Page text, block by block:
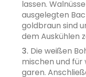
lassen.
ausgelegten
goldbraun sind
dem Auskühlen
3. Die weißen
mischen und
garen.